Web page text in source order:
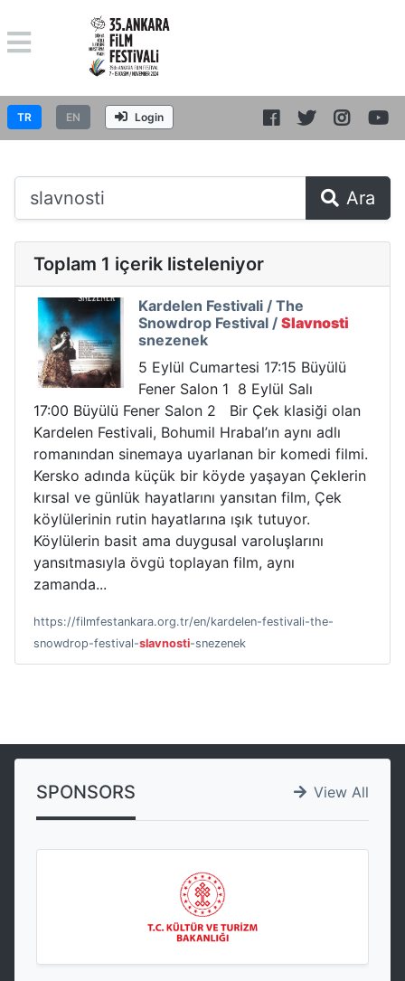
TR EN Login
Ara
Toplam 1 içerik listeleniyor
Kardelen Festivali / The
Snowdrop Festival / Slavnosti
snezenek
5 Eylül Cumartesi 17:15 Büyülü
Fener Salon 1 8 Eylül Salı
17:00 Büyülü Fener Salon 2 Bir Çek klasiği olan
Kardelen Festivali, Bohumil Hrabal’ın aynı adlı
romanından sinemaya uyarlanan bir komedi filmi.
Kersko adında küçük bir köyde yaşayan Çeklerin
kırsal ve günlük hayatlarını yansıtan film, Çek
köylülerinin rutin hayatlarına ışık tutuyor.
Köylülerin basit ama duygusal varoluşlarını
yansıtmasıyla övgü toplayan film, aynı
zamanda...
https://filmfestankara.org.tr/en/kardelen-festivali-the-
snowdrop-festival-slavnosti-snezenek
View All
SPONSORS